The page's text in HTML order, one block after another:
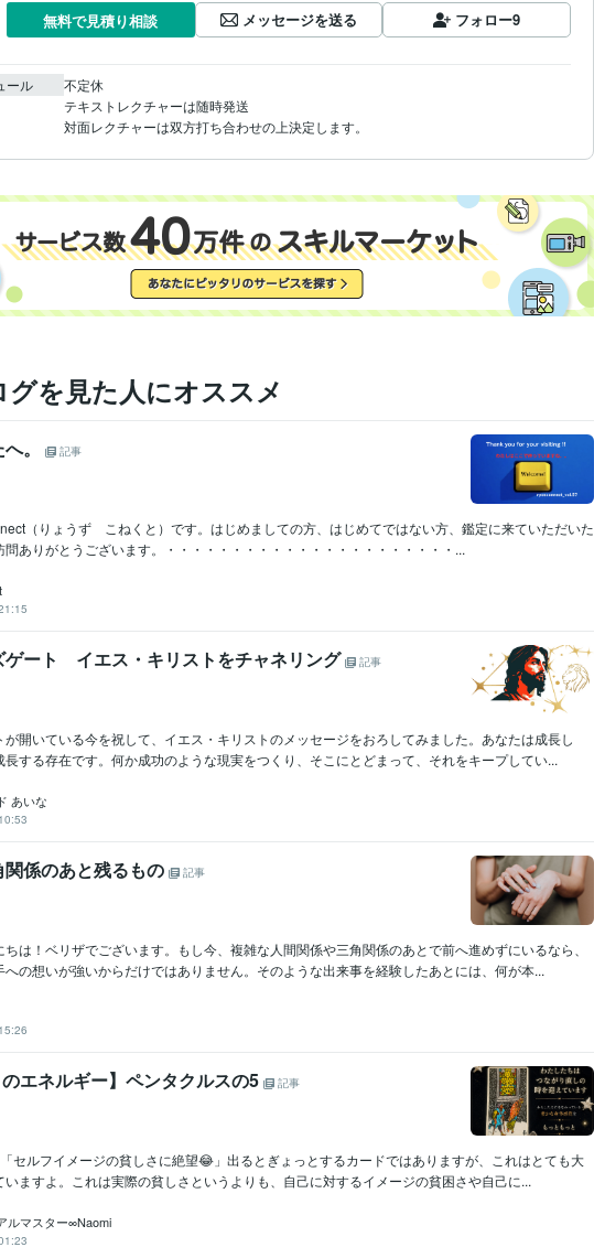
無料で見積り相談 メッセージを送る フォロー9
ール
不定休
テキストレクチャーは随時発送
対面レクチャーは双方打ち合わせの上決定します。
を見た人にオススメ
。 記事
（りょうず こねくと）です。はじめましての方、はじめてではない方、鑑定に来ていただいた
ありがとうございます。・・・・・・・・・・・・・・・・・・・・・・...
ゲート イエス・キリストをチャネリング 記事
開いている今を祝して、イエス・キリストのメッセージをおろしてみました。あなたは成長し
する存在です。何か成功のような現実をつくり、そこにとどまって、それをキープしてい...
あいな
係のあと残るもの 記事
は！ベリザでございます。もし今、複雑な人間関係や三角関係のあとで前へ進めずにいるなら、
の想いが強いからだけではありません。そのような出来事を経験したあとには、何が本...
エネルギー】ペンタクルスの5 記事
セルフイメージの貧しさに絶望😂」出るとぎょっとするカードではありますが、これはとても大
ますよ。これは実際の貧しさというよりも、自己に対するイメージの貧困さや自己に...
ルマスター∞Naomi